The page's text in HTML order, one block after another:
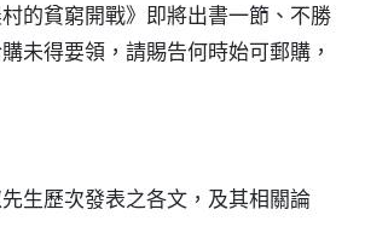
的貧窮開戰》即將出書一節、不勝
未得要領，請賜告何時始可郵購，
先生歷次發表之各文，及其相關論